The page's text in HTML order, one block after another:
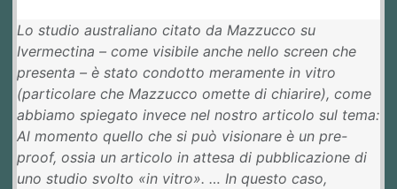
Lo studio australiano citato da Mazzucco su
Ivermectina – come visibile anche nello screen che
presenta – è stato condotto meramente in vitro
(particolare che Mazzucco omette di chiarire), come
abbiamo spiegato invece nel nostro articolo sul tema:
Al momento quello che si può visionare è un pre-
proof, ossia un articolo in attesa di pubblicazione di
uno studio svolto «in vitro». … In questo caso,